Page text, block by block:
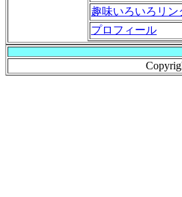
趣味いろいろリン
プロフィール